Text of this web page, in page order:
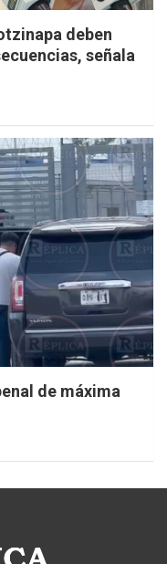
deben
señala
de máxima